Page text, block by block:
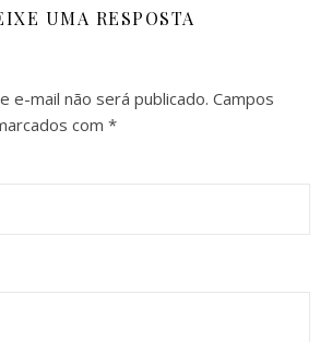
UMA RESPOSTA
e-mail não será publicado. Campos
com *